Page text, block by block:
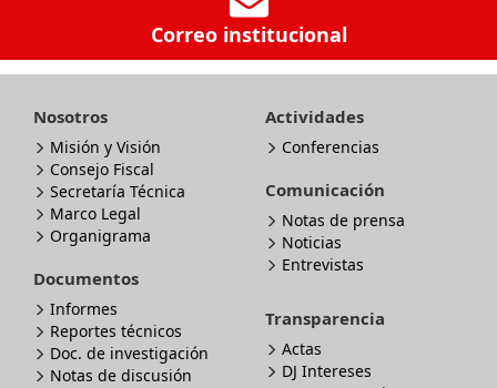
Correo institucional
Nosotros
Misión y Visión
Consejo Fiscal
Secretaría Técnica
Marco Legal
Organigrama
Documentos
Informes
Reportes técnicos
Doc. de investigación
Notas de discusión
Actividades
Conferencias
Comunicación
Notas de prensa
Noticias
Entrevistas
Transparencia
Actas
DJ Intereses